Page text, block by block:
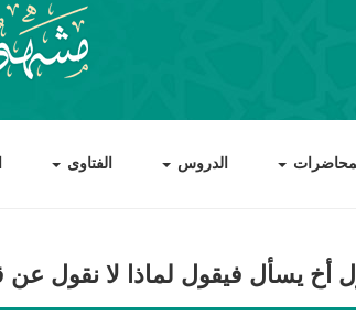
الدروس الفتاوى
أخ يسأل فيقول لماذا لا نقول